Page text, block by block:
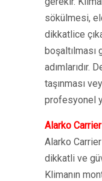
sökülmesi,
dikkatlice
boşaltılması
adımlarıdır.
taşınması
profesyonel
Alarko
Alarko
dikkatli ve
Klimanın